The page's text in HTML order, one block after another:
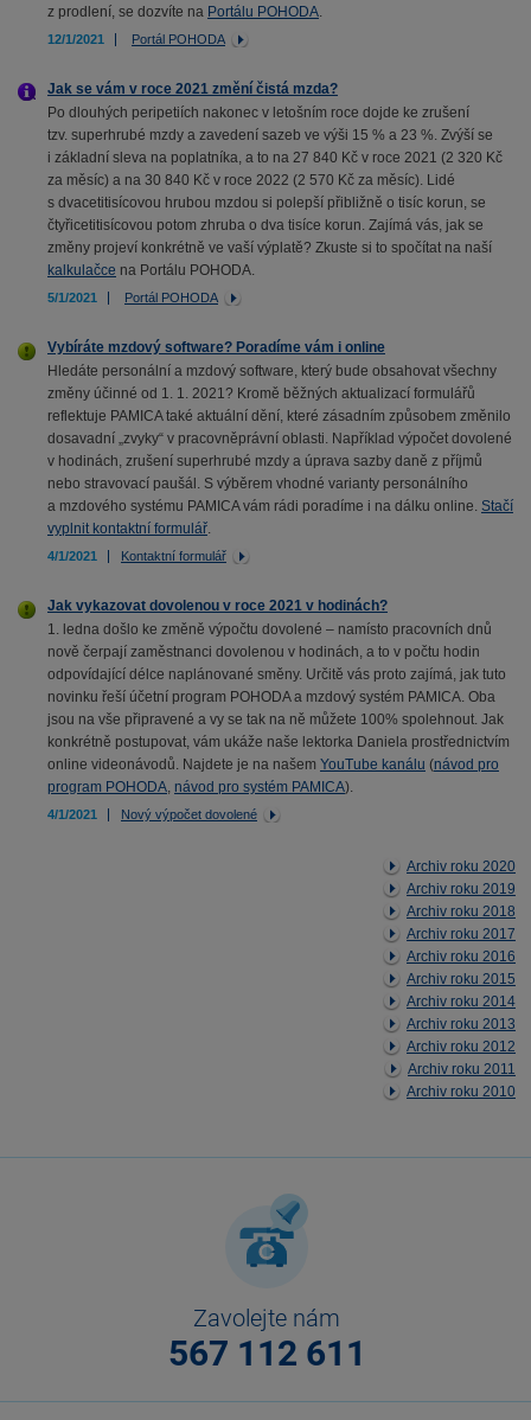
z prodlení, se dozvíte na Portálu POHODA.
12/1/2021 Portál POHODA
Jak se vám v roce 2021 změní čistá mzda?
Po dlouhých peripetiích nakonec v letošním roce dojde ke zrušení
tzv. superhrubé mzdy a zavedení sazeb ve výši 15 % a 23 %. Zvýší se
i základní sleva na poplatníka, a to na 27 840 Kč v roce 2021 (2 320 Kč
za měsíc) a na 30 840 Kč v roce 2022 (2 570 Kč za měsíc). Lidé
s dvacetitisícovou hrubou mzdou si polepší přibližně o tisíc korun, se
čtyřicetitisícovou potom zhruba o dva tisíce korun. Zajímá vás, jak se
změny projeví konkrétně ve vaší výplatě? Zkuste si to spočítat na naší
kalkulačce na Portálu POHODA.
5/1/2021 Portál POHODA
Vybíráte mzdový software? Poradíme vám i online
Hledáte personální a mzdový software, který bude obsahovat všechny
změny účinné od 1. 1. 2021? Kromě běžných aktualizací formulářů
reflektuje PAMICA také aktuální dění, které zásadním způsobem změnilo
dosavadní „zvyky“ v pracovněprávní oblasti. Například výpočet dovolené
v hodinách, zrušení superhrubé mzdy a úprava sazby daně z příjmů
nebo stravovací paušál. S výběrem vhodné varianty personálního
a mzdového systému PAMICA vám rádi poradíme i na dálku online. Stačí
vyplnit kontaktní formulář.
4/1/2021 Kontaktní formulář
Jak vykazovat dovolenou v roce 2021 v hodinách?
1. ledna došlo ke změně výpočtu dovolené – namísto pracovních dnů
nově čerpají zaměstnanci dovolenou v hodinách, a to v počtu hodin
odpovídající délce naplánované směny. Určitě vás proto zajímá, jak tuto
novinku řeší účetní program POHODA a mzdový systém PAMICA. Oba
jsou na vše připravené a vy se tak na ně můžete 100% spolehnout. Jak
konkrétně postupovat, vám ukáže naše lektorka Daniela prostřednictvím
online videonávodů. Najdete je na našem YouTube kanálu (návod pro
program POHODA, návod pro systém PAMICA).
4/1/2021 Nový výpočet dovolené
Archiv roku 2020
Archiv roku 2019
Archiv roku 2018
Archiv roku 2017
Archiv roku 2016
Archiv roku 2015
Archiv roku 2014
Archiv roku 2013
Archiv roku 2012
Archiv roku 2011
Archiv roku 2010
Zavolejte nám
567 112 611